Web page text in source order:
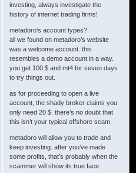
investing, always investigate the
history of internet trading firms!
metadoro’s account types?
all we found on metadoro’s website
was a welcome account. this
resembles a demo account in a way.
you get 100 $ and mt4 for seven days
to try things out.
as for proceeding to open a live
account, the shady broker claims you
only need 20 $. there’s no doubt that
this isn’t your typical offshore scam.
metadoro will allow you to trade and
keep investing. after you’ve made
some profits, that’s probably when the
scammer will show its true face.